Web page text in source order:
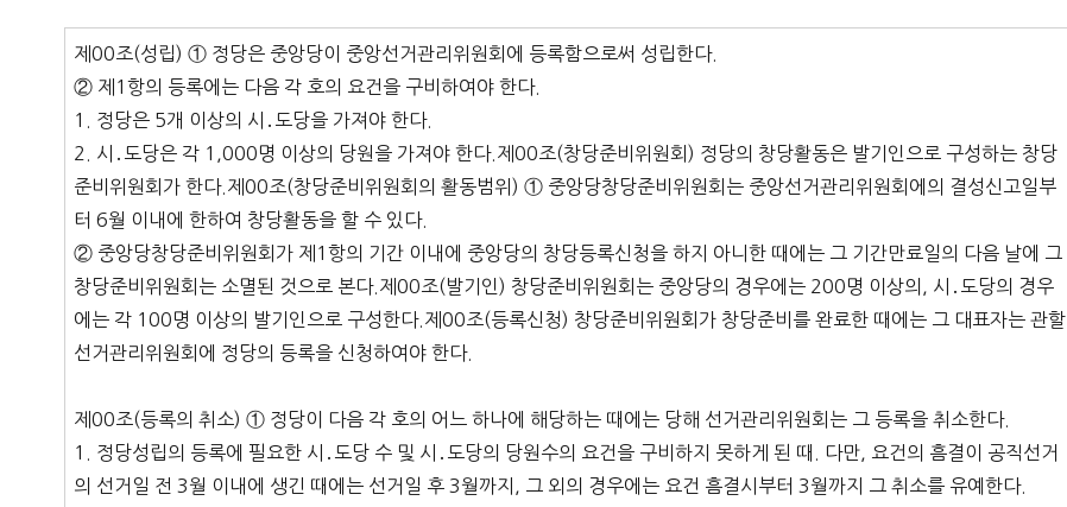
제00조(성립) ① 정당은 중앙당이 중앙선거관리위원회에 등록함으로써 성립한다.
② 제1항의 등록에는 다음 각 호의 요건을 구비하여야 한다.
1. 정당은 5개 이상의 시․도당을 가져야 한다.
2. 시․도당은 각 1,000명 이상의 당원을 가져야 한다.제00조(창당준비위원회) 정당의 창당활동은 발기인으로 구성하는 창당
준비위원회가 한다.제00조(창당준비위원회의 활동범위) ① 중앙당창당준비위원회는 중앙선거관리위원회에의 결성신고일부
터 6월 이내에 한하여 창당활동을 할 수 있다.
② 중앙당창당준비위원회가 제1항의 기간 이내에 중앙당의 창당등록신청을 하지 아니한 때에는 그 기간만료일의 다음 날에 그
창당준비위원회는 소멸된 것으로 본다.제00조(발기인) 창당준비위원회는 중앙당의 경우에는 200명 이상의, 시․도당의 경우
에는 각 100명 이상의 발기인으로 구성한다.제00조(등록신청) 창당준비위원회가 창당준비를 완료한 때에는 그 대표자는 관할
선거관리위원회에 정당의 등록을 신청하여야 한다.
제00조(등록의 취소) ① 정당이 다음 각 호의 어느 하나에 해당하는 때에는 당해 선거관리위원회는 그 등록을 취소한다.
1. 정당성립의 등록에 필요한 시․도당 수 및 시․도당의 당원수의 요건을 구비하지 못하게 된 때. 다만, 요건의 흠결이 공직선거
의 선거일 전 3월 이내에 생긴 때에는 선거일 후 3월까지, 그 외의 경우에는 요건 흠결시부터 3월까지 그 취소를 유예한다.